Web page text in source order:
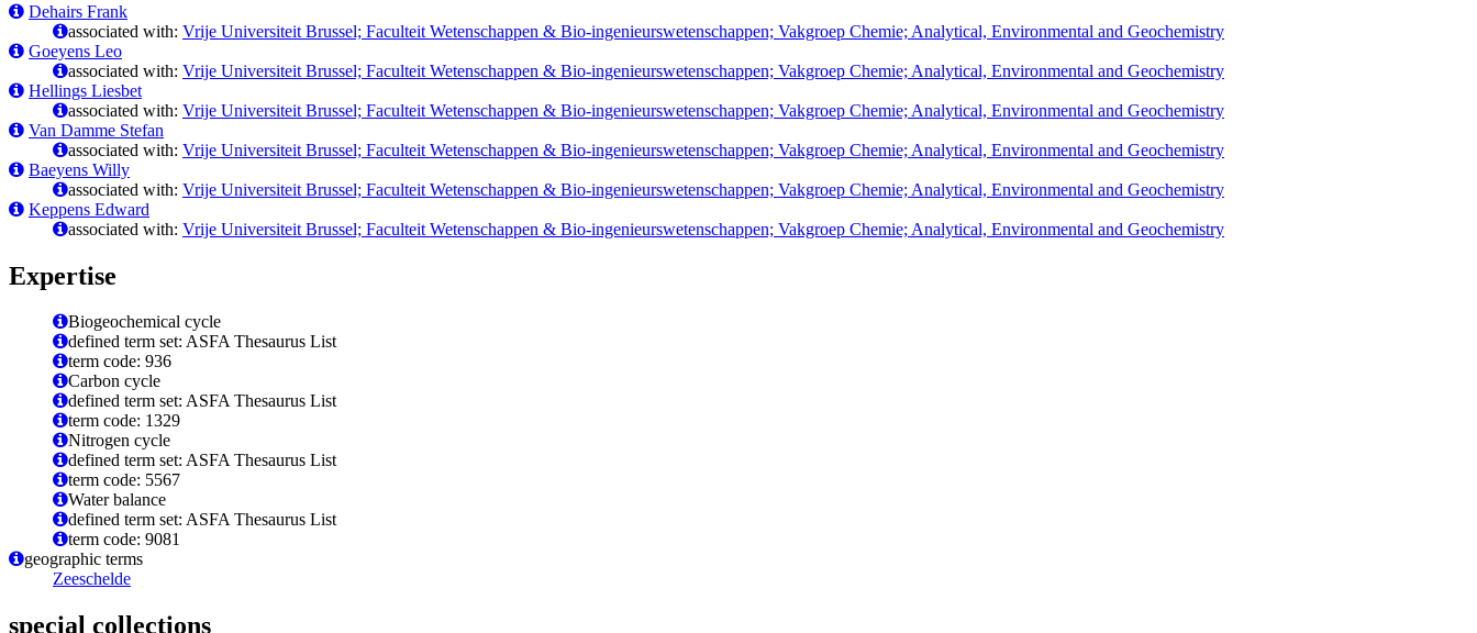
Dehairs Frank
associated with: Vrije Universiteit Brussel; Faculteit Wetenschappen & Bio-ingenieurswetenschappen; Vakgroep Chemie; Analytical, Environmental and Geochemistry
Goeyens Leo
associated with: Vrije Universiteit Brussel; Faculteit Wetenschappen & Bio-ingenieurswetenschappen; Vakgroep Chemie; Analytical, Environmental and Geochemistry
Hellings Liesbet
associated with: Vrije Universiteit Brussel; Faculteit Wetenschappen & Bio-ingenieurswetenschappen; Vakgroep Chemie; Analytical, Environmental and Geochemistry
Van Damme Stefan
associated with: Vrije Universiteit Brussel; Faculteit Wetenschappen & Bio-ingenieurswetenschappen; Vakgroep Chemie; Analytical, Environmental and Geochemistry
Baeyens Willy
associated with: Vrije Universiteit Brussel; Faculteit Wetenschappen & Bio-ingenieurswetenschappen; Vakgroep Chemie; Analytical, Environmental and Geochemistry
Keppens Edward
associated with: Vrije Universiteit Brussel; Faculteit Wetenschappen & Bio-ingenieurswetenschappen; Vakgroep Chemie; Analytical, Environmental and Geochemistry
Expertise
Biogeochemical cycle
defined term set: ASFA Thesaurus List
term code: 936
Carbon cycle
defined term set: ASFA Thesaurus List
term code: 1329
Nitrogen cycle
defined term set: ASFA Thesaurus List
term code: 5567
Water balance
defined term set: ASFA Thesaurus List
term code: 9081
geographic terms
Zeeschelde
special collections